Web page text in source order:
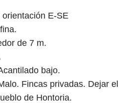
E-SE
de 7 m.
bajo.
Fincas privadas. Dejar el
de Hontoria.